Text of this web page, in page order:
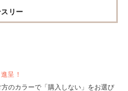
リー
呈！
のカラーで「購入しない」をお選び